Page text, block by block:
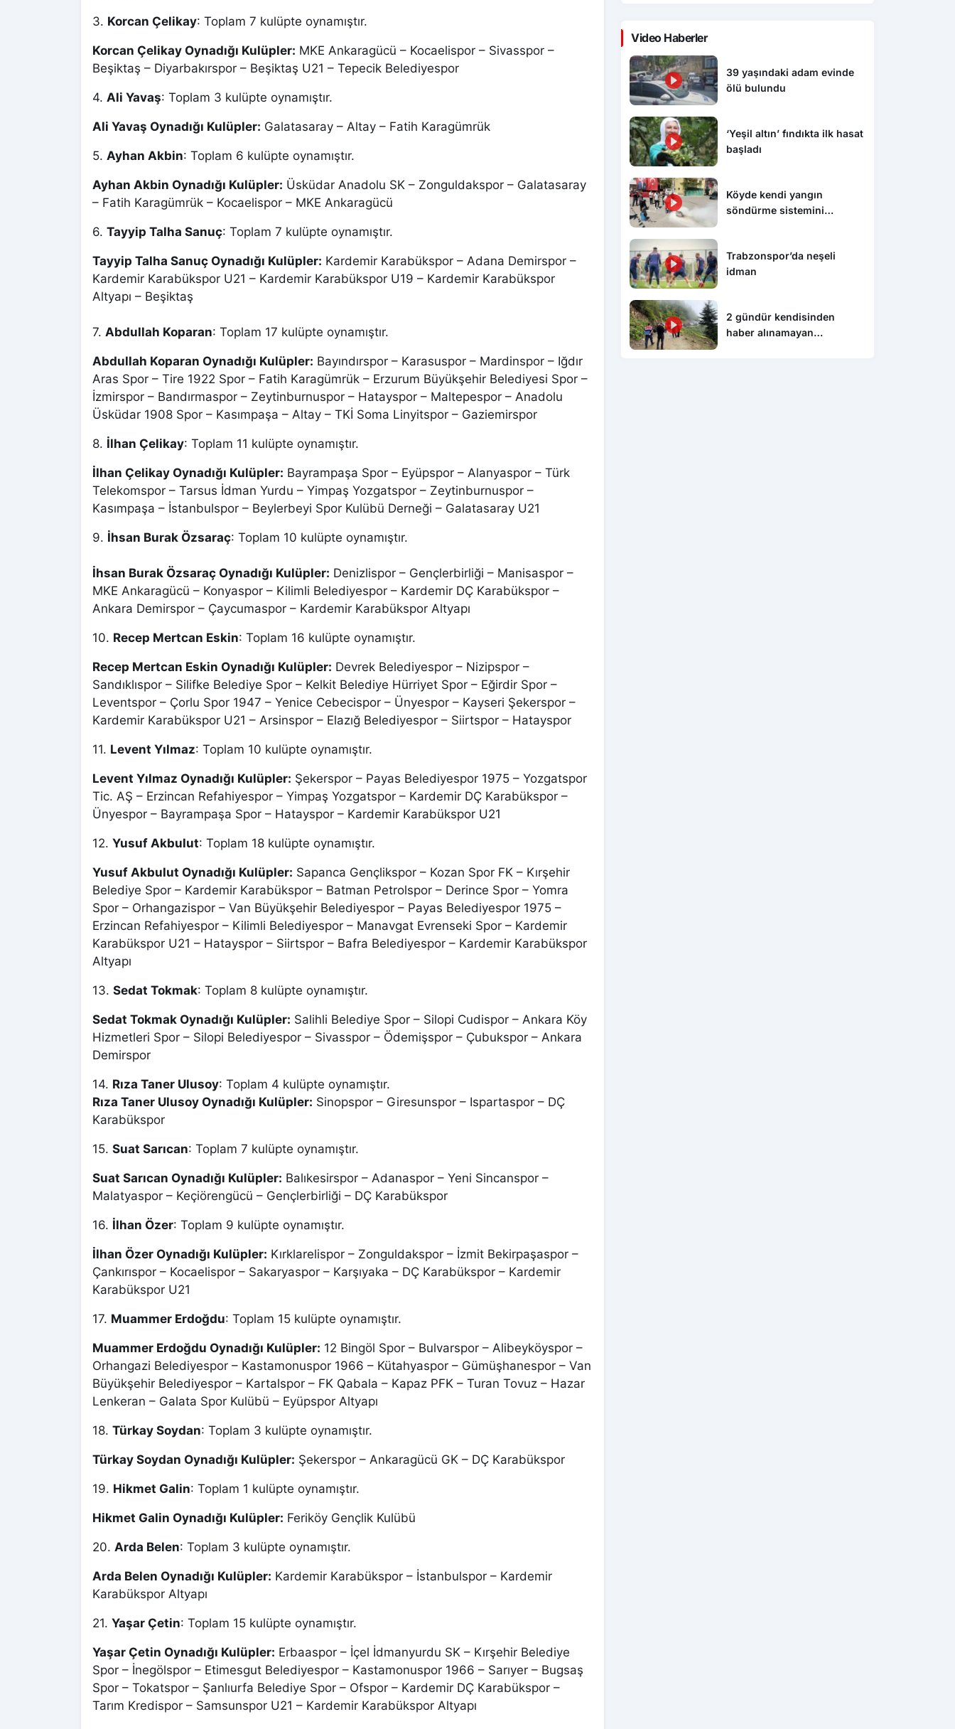
3. Korcan Çelikay: Toplam 7 kulüpte oynamıştır.
Korcan Çelikay Oynadığı Kulüpler: MKE Ankaragücü – Kocaelispor – Sivasspor –
Beşiktaş – Diyarbakırspor – Beşiktaş U21 – Tepecik Belediyespor
4. Ali Yavaş: Toplam 3 kulüpte oynamıştır.
Ali Yavaş Oynadığı Kulüpler: Galatasaray – Altay – Fatih Karagümrük
5. Ayhan Akbin: Toplam 6 kulüpte oynamıştır.
Ayhan Akbin Oynadığı Kulüpler: Üsküdar Anadolu SK – Zonguldakspor – Galatasaray
– Fatih Karagümrük – Kocaelispor – MKE Ankaragücü
6. Tayyip Talha Sanuç: Toplam 7 kulüpte oynamıştır.
Tayyip Talha Sanuç Oynadığı Kulüpler: Kardemir Karabükspor – Adana Demirspor –
Kardemir Karabükspor U21 – Kardemir Karabükspor U19 – Kardemir Karabükspor
Altyapı – Beşiktaş
7. Abdullah Koparan: Toplam 17 kulüpte oynamıştır.
Abdullah Koparan Oynadığı Kulüpler: Bayındırspor – Karasuspor – Mardinspor – Iğdır
Aras Spor – Tire 1922 Spor – Fatih Karagümrük – Erzurum Büyükşehir Belediyesi Spor –
İzmirspor – Bandırmaspor – Zeytinburnuspor – Hatayspor – Maltepespor – Anadolu
Üsküdar 1908 Spor – Kasımpaşa – Altay – TKİ Soma Linyitspor – Gaziemirspor
8. İlhan Çelikay: Toplam 11 kulüpte oynamıştır.
İlhan Çelikay Oynadığı Kulüpler: Bayrampaşa Spor – Eyüpspor – Alanyaspor – Türk
Telekomspor – Tarsus İdman Yurdu – Yimpaş Yozgatspor – Zeytinburnuspor –
Kasımpaşa – İstanbulspor – Beylerbeyi Spor Kulübü Derneği – Galatasaray U21
9. İhsan Burak Özsaraç: Toplam 10 kulüpte oynamıştır.
İhsan Burak Özsaraç Oynadığı Kulüpler: Denizlispor – Gençlerbirliği – Manisaspor –
MKE Ankaragücü – Konyaspor – Kilimli Belediyespor – Kardemir DÇ Karabükspor –
Ankara Demirspor – Çaycumaspor – Kardemir Karabükspor Altyapı
10. Recep Mertcan Eskin: Toplam 16 kulüpte oynamıştır.
Recep Mertcan Eskin Oynadığı Kulüpler: Devrek Belediyespor – Nizipspor –
Sandıklıspor – Silifke Belediye Spor – Kelkit Belediye Hürriyet Spor – Eğirdir Spor –
Leventspor – Çorlu Spor 1947 – Yenice Cebecispor – Ünyespor – Kayseri Şekerspor –
Kardemir Karabükspor U21 – Arsinspor – Elazığ Belediyespor – Siirtspor – Hatayspor
11. Levent Yılmaz: Toplam 10 kulüpte oynamıştır.
Levent Yılmaz Oynadığı Kulüpler: Şekerspor – Payas Belediyespor 1975 – Yozgatspor
Tic. AŞ – Erzincan Refahiyespor – Yimpaş Yozgatspor – Kardemir DÇ Karabükspor –
Ünyespor – Bayrampaşa Spor – Hatayspor – Kardemir Karabükspor U21
12. Yusuf Akbulut: Toplam 18 kulüpte oynamıştır.
Yusuf Akbulut Oynadığı Kulüpler: Sapanca Gençlikspor – Kozan Spor FK – Kırşehir
Belediye Spor – Kardemir Karabükspor – Batman Petrolspor – Derince Spor – Yomra
Spor – Orhangazispor – Van Büyükşehir Belediyespor – Payas Belediyespor 1975 –
Erzincan Refahiyespor – Kilimli Belediyespor – Manavgat Evrenseki Spor – Kardemir
Karabükspor U21 – Hatayspor – Siirtspor – Bafra Belediyespor – Kardemir Karabükspor
Altyapı
13. Sedat Tokmak: Toplam 8 kulüpte oynamıştır.
Sedat Tokmak Oynadığı Kulüpler: Salihli Belediye Spor – Silopi Cudispor – Ankara Köy
Hizmetleri Spor – Silopi Belediyespor – Sivasspor – Ödemişspor – Çubukspor – Ankara
Demirspor
14. Rıza Taner Ulusoy: Toplam 4 kulüpte oynamıştır.
Rıza Taner Ulusoy Oynadığı Kulüpler: Sinopspor – Giresunspor – Ispartaspor – DÇ
Karabükspor
15. Suat Sarıcan: Toplam 7 kulüpte oynamıştır.
Suat Sarıcan Oynadığı Kulüpler: Balıkesirspor – Adanaspor – Yeni Sincanspor –
Malatyaspor – Keçiörengücü – Gençlerbirliği – DÇ Karabükspor
16. İlhan Özer: Toplam 9 kulüpte oynamıştır.
İlhan Özer Oynadığı Kulüpler: Kırklarelispor – Zonguldakspor – İzmit Bekirpaşaspor –
Çankırıspor – Kocaelispor – Sakaryaspor – Karşıyaka – DÇ Karabükspor – Kardemir
Karabükspor U21
17. Muammer Erdoğdu: Toplam 15 kulüpte oynamıştır.
Muammer Erdoğdu Oynadığı Kulüpler: 12 Bingöl Spor – Bulvarspor – Alibeyköyspor –
Orhangazi Belediyespor – Kastamonuspor 1966 – Kütahyaspor – Gümüşhanespor – Van
Büyükşehir Belediyespor – Kartalspor – FK Qabala – Kapaz PFK – Turan Tovuz – Hazar
Lenkeran – Galata Spor Kulübü – Eyüpspor Altyapı
18. Türkay Soydan: Toplam 3 kulüpte oynamıştır.
Türkay Soydan Oynadığı Kulüpler: Şekerspor – Ankaragücü GK – DÇ Karabükspor
19. Hikmet Galin: Toplam 1 kulüpte oynamıştır.
Hikmet Galin Oynadığı Kulüpler: Feriköy Gençlik Kulübü
20. Arda Belen: Toplam 3 kulüpte oynamıştır.
Arda Belen Oynadığı Kulüpler: Kardemir Karabükspor – İstanbulspor – Kardemir
Karabükspor Altyapı
21. Yaşar Çetin: Toplam 15 kulüpte oynamıştır.
Yaşar Çetin Oynadığı Kulüpler: Erbaaspor – İçel İdmanyurdu SK – Kırşehir Belediye
Spor – İnegölspor – Etimesgut Belediyespor – Kastamonuspor 1966 – Sarıyer – Bugsaş
Spor – Tokatspor – Şanlıurfa Belediye Spor – Ofspor – Kardemir DÇ Karabükspor –
Tarım Kredispor – Samsunspor U21 – Kardemir Karabükspor Altyapı
Video Haberler
39 yaşındaki adam evinde
ölü bulundu
‘Yeşil altın’ fındıkta ilk hasat
başladı
Köyde kendi yangın
söndürme sistemini
Trabzonspor’da neşeli
idman
2 gündür kendisinden
haber alınamayan